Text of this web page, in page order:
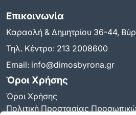
Επικοινωνία
Καραολή & Δημητρίου 36-44,
Τηλ. Κέντρο: 213 2008600
Email: info@dimosbyrona.gr
Όροι Χρήσης
Όροι Χρήσης
Πολιτική Προστασίας